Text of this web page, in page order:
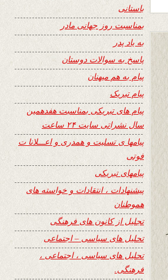
باستانی
بمناسبت روز جهانی مادر
به یاد پدر
پاسخ به سوالات دوستان
پیام به هم میهنان
پیام تبریک
پیام های تبریکی بمناسبت هفدهمین
سال نشراتی سایت ۲۴ ساعت
پیامها ی تسلیت و همدری و اعـــلانا ت
فوتی
پیامهای تبریکی
پیشنهادات ، انتقادات و خواسته های
هموطنان
تجلیل از کانون های فرهنگی
تحلیل های سیاسی – اجتماعی
تحلیل های سیاسی ، اجتماعی ،
فرهنگی.